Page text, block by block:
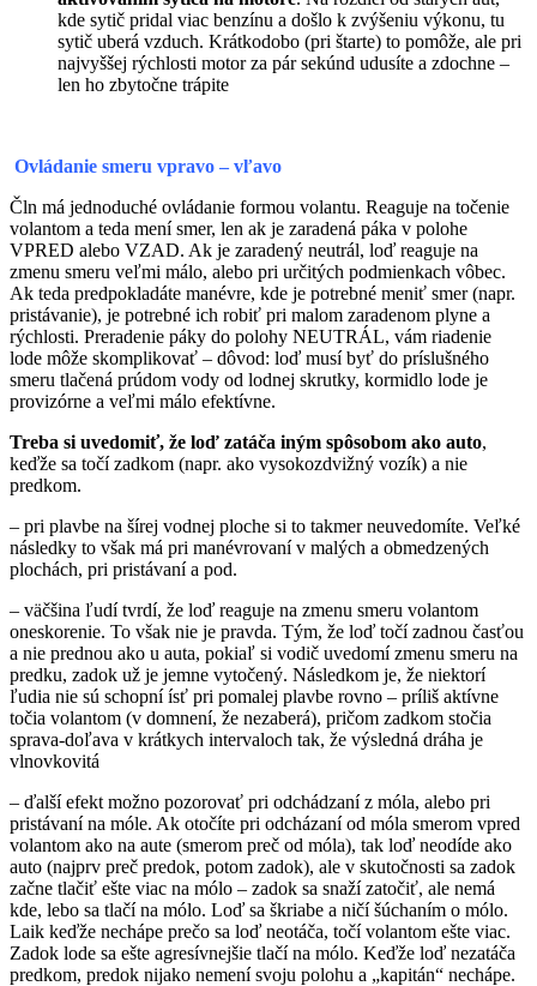
kde sytič pridal viac benzínu a došlo k zvýšeniu výkonu, tu
sytič uberá vzduch. Krátkodobo (pri štarte) to pomôže, ale pri
najvyššej rýchlosti motor za pár sekúnd udusíte a zdochne –
len ho zbytočne trápite
Ovládanie smeru vpravo – vľavo
Čln má jednoduché ovládanie formou volantu. Reaguje na točenie
volantom a teda mení smer, len ak je zaradená páka v polohe
VPRED alebo VZAD. Ak je zaradený neutrál, loď reaguje na
zmenu smeru veľmi málo, alebo pri určitých podmienkach vôbec.
Ak teda predpokladáte manévre, kde je potrebné meniť smer (napr.
pristávanie), je potrebné ich robiť pri malom zaradenom plyne a
rýchlosti. Preradenie páky do polohy NEUTRÁL, vám riadenie
lode môže skomplikovať – dôvod: loď musí byť do príslušného
smeru tlačená prúdom vody od lodnej skrutky, kormidlo lode je
provizórne a veľmi málo efektívne.
Treba si uvedomiť, že loď zatáča iným spôsobom ako auto,
keďže sa točí zadkom (napr. ako vysokozdvižný vozík) a nie
predkom.
– pri plavbe na šírej vodnej ploche si to takmer neuvedomíte. Veľké
následky to však má pri manévrovaní v malých a obmedzených
plochách, pri pristávaní a pod.
– väčšina ľudí tvrdí, že loď reaguje na zmenu smeru volantom
oneskorenie. To však nie je pravda. Tým, že loď točí zadnou časťou
a nie prednou ako u auta, pokiaľ si vodič uvedomí zmenu smeru na
predku, zadok už je jemne vytočený. Následkom je, že niektorí
ľudia nie sú schopní ísť pri pomalej plavbe rovno – príliš aktívne
točia volantom (v domnení, že nezaberá), pričom zadkom stočia
sprava-doľava v krátkych intervaloch tak, že výsledná dráha je
vlnovkovitá
– ďalší efekt možno pozorovať pri odchádzaní z móla, alebo pri
pristávaní na móle. Ak otočíte pri odcházaní od móla smerom vpred
volantom ako na aute (smerom preč od móla), tak loď neodíde ako
auto (najprv preč predok, potom zadok), ale v skutočnosti sa zadok
začne tlačiť ešte viac na mólo – zadok sa snaží zatočiť, ale nemá
kde, lebo sa tlačí na mólo. Loď sa škriabe a ničí šúchaním o mólo.
Laik keďže nechápe prečo sa loď neotáča, točí volantom ešte viac.
Zadok lode sa ešte agresívnejšie tlačí na mólo. Keďže loď nezatáča
predkom, predok nijako nemení svoju polohu a „kapitán“ nechápe.